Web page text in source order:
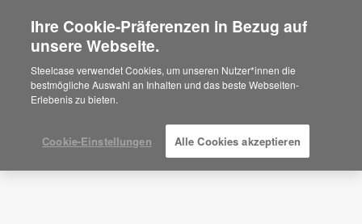
Are you in United States?
Would you like to see Products we sell in
your region?
Americas
Español
Planungsideen
Ihre Cookie-Präferenzen in Bezug auf
unsere Webseite.
Steelcase verwendet Cookies, um unseren Nutzer*innen die
bestmögliche Auswahl an Inhalten und das beste Webseiten-
Erlebenis zu bieten.
Cookie-Einstellungen Alle Cookies akzeptieren